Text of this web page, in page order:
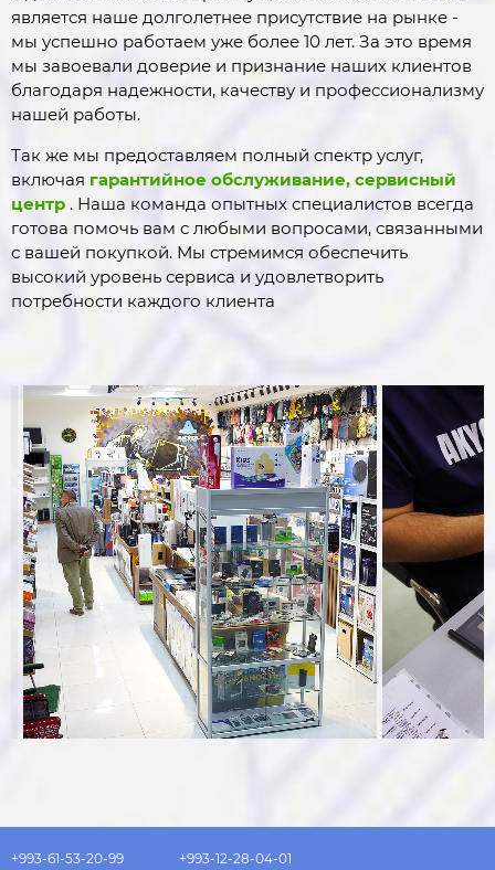
является наше долголетнее присутствие на рынке -
мы успешно работаем уже более 10 лет. За это время
мы завоевали доверие и признание наших клиентов
благодаря надежности, качеству и профессионализму
нашей работы.
Так же мы предоставляем полный спектр услуг,
включая гарантийное обслуживание, сервисный
центр . Наша команда опытных специалистов всегда
готова помочь вам с любыми вопросами, связанными
с вашей покупкой. Мы стремимся обеспечить
высокий уровень сервиса и удовлетворить
потребности каждого клиента
+993-61-53-20-99 +993-12-28-04-01